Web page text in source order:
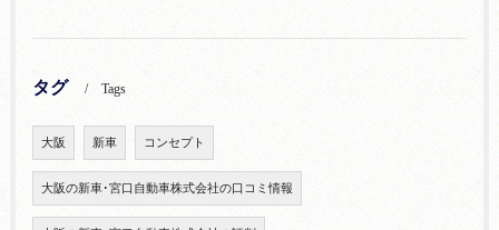
タグ Tags
大阪 新車 コンセプト
大阪の新車･宮口自動車株式会社の口コミ情報